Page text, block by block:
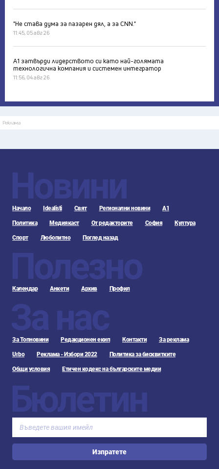
"Не става дума за пазарен дял, а за CNN."
11:45, 05 авг 26
А1 затвърди лидерството си като най-голямата
технологична компания и системен интегратор
11:56, 04 авг 26
Реклама
Новини
Начало Idealisti Свят Регионални новини А1
Политика Медиякаст От редакторите София Култура
Спорт Любопитно Поглед назад
Полезно
Календар Анкети Архив Профил
За нас
За Топновини Редакционен екип Контакти За реклама
Urbo Реклама - Избори 2022 Политика за бисквитките
Общи условия Етичен кодекс на българските медии
Бюлетин
Изпратете